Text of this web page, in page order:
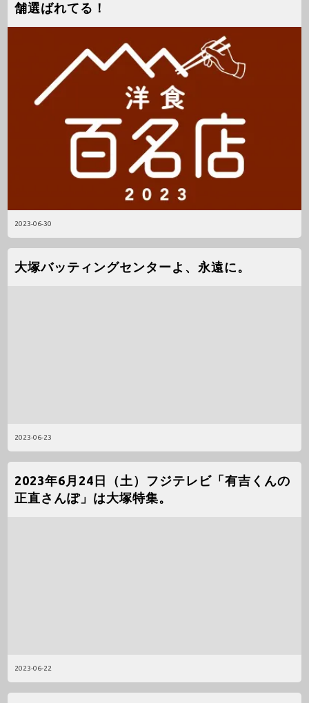
2023-06-30
舗選ばれてる！
2023-06-23
大塚バッティングセンターよ、永遠に。
2023-06-22
2023年6月24日（土）フジテレビ「有吉くんの
正直さんぽ」は大塚特集。